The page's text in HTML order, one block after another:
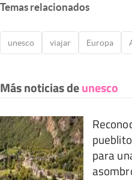
Temas relacionados
unesco viajar Europa
Más noticias deunesco
para